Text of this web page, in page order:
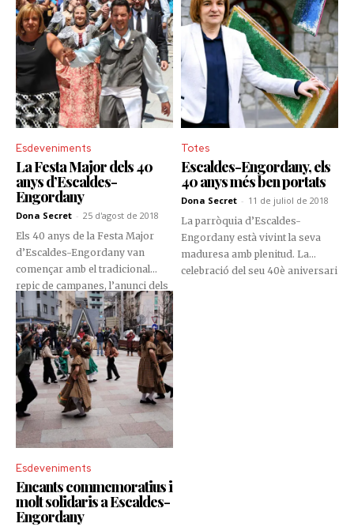
participació ciutadana, l'ambient
de retrobament i un temps
excel·lent. Com és tradició, el
moment més destacat de la
celebració va ser l'arrossada
popular al Parc de la Mola, on es
van servir prop de 1.650 racions
d'arròs.
comú d'Escaldes-Engordany.
Esdeveniments
La Festa Major dels 40
anys d’Escaldes-
Engordany
Dona Secret - 25 d'agost de 2018
Els 40 anys de la Festa Major
d’Escaldes-Engordany van
començar amb el tradicional
repic de campanes, l’anunci dels
trabucaires pels carrers de la
parròquia, una cercavila a ritme
de batucada i l’obertura del
tradicional mercat de les bruixes.
Totes
Escaldes-Engordany, els
40 anys més ben portats
Dona Secret - 11 de juliol de 2018
La parròquia d’Escaldes-
Engordany està vivint la seva
maduresa amb plenitud. La
celebració del seu 40è aniversari
Esdeveniments
Encants commemoratius i
molt solidaris a Escaldes-
Engordany